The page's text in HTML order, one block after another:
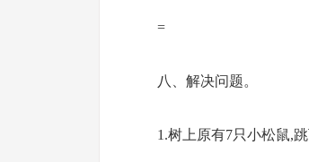
=
八、解决问题。
1.树上原有7只小松鼠,